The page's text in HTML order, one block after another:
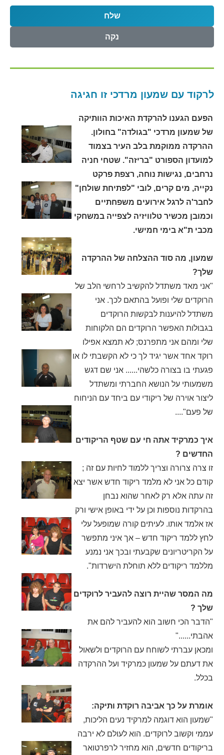
שלח
נקה
לרקוד עם שמעון מרדכי זו חגיגה
הפעם הגענו להרקדת האיכות הוותיקה
של שמעון מרדכי "בגולדה" בחולון.
ההרקדה ממוקמת בלב העיר בצמוד
למועדון הספורט "בריזה". שטחי חניה
נרחבים, נגישות נוחה, רצפת פרקט
נקייה, מים קרים, לובי "לפתיחת שולחן"
לחבר'ה לרגל אירועים משפחתיים
וכמובן מכשיר טלוויזיה לצפייה במשחקי
מכבי ת"א בימי חמישי.
שמעון, מה סוד ההצלחה של ההרקדה
שלך?
"אני מאד משתדל להקשיב לרחשי הלב של
הרוקדים שלי ופועל בהתאם לכך. אני
משתדל להיענות לבקשות הרוקדים
בגבולות האפשר הרוקדים הם הלקוחות
שלי ומהם אני מתפרנס; לא תמצא אפילו
רוקד אחד אשר יגיד לך כי לא הקשבתי לו או
פגעתי בו בצורה כלשהי...... אני שם דגש
משמעותי על הנושא החברתי ומשתדל
ליצור אוירה של ריקודי עם ביחד עם הניחוח
של פעם"....
איך כמרקיד אתה חי עם שטף הריקודים
החדשים ?
זו צרה צרורה וצריך ללמוד לחיות עם זה ;
קודם כל אני לא מלמד ריקוד חדש אשר יצא
זה עתה אלא רק לאחר שהוא נבחן
בהרקדות נוספות וכן על ידי באופן אישי ורק
אז אלמד אותו. לעיתים קורה שמופעל עלי
לחץ ללמד ריקוד חדש – אך איני מתפשר
על הקריטריונים שקבעתי ובכך אני נמנע
מללמד ריקודים ללא תוחלת הישרדות".
מה המסר שהיית רוצה להעביר לרוקדים
שלך ?
"הדבר הכי חשוב הוא להעביר להם את
אהבתי......"
ומכאן עברתי לשוחח עם הרוקדים ולשאול
את דעתם על שמעון כמרקיד ועל ההרקדה
בכלל.
אומרת על כך אביבה רוקדת ותיקה:
"שמעון הוא דוגמה למרקיד נעים הליכות,
עממי וקשוב לרוקדים. הוא לעולם לא ירבה
בריקודים חדשים, הוא מחזיר לרפרטואר